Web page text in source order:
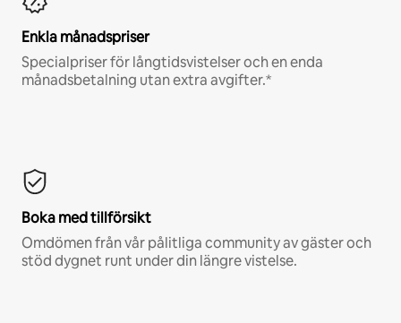
Enkla månadspriser
Specialpriser för långtidsvistelser och en enda
månadsbetalning utan extra avgifter.*
Boka med tillförsikt
Omdömen från vår pålitliga community av gäster och
stöd dygnet runt under din längre vistelse.